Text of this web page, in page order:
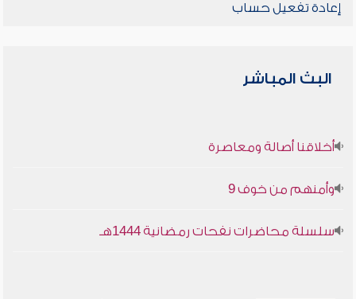
إعادة تفعيل حساب
البث المباشر
أخلاقنا أصالة ومعاصرة
وأمنهم من خوف 9
سلسلة محاضرات نفحات رمضانية 1444هـ